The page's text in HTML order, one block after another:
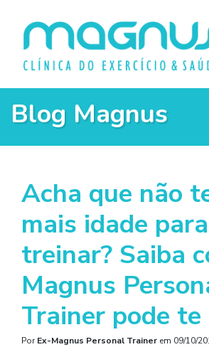
Blog Magnus
Acha que não
mais idade para
treinar? Saiba
Magnus
Trainer pode te
PorEx-Magnus Personal Trainer em 09/10/